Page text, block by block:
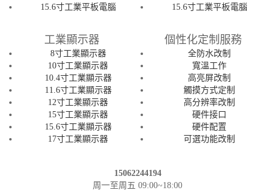
15.6寸工業平板電腦
15.6寸工業平板電腦
工業顯示器
8寸工業顯示器
10寸工業顯示器
10.4寸工業顯示器
11.6寸工業顯示器
12寸工業顯示器
15寸工業顯示器
15.6寸工業顯示器
17寸工業顯示器
個性化定制服務
全防水改制
寬溫工作
高亮屏改制
觸摸方式定制
高分辨率改制
硬件接口
硬件配置
可選功能改制
15062244194
周一至周五 09:00~18:00